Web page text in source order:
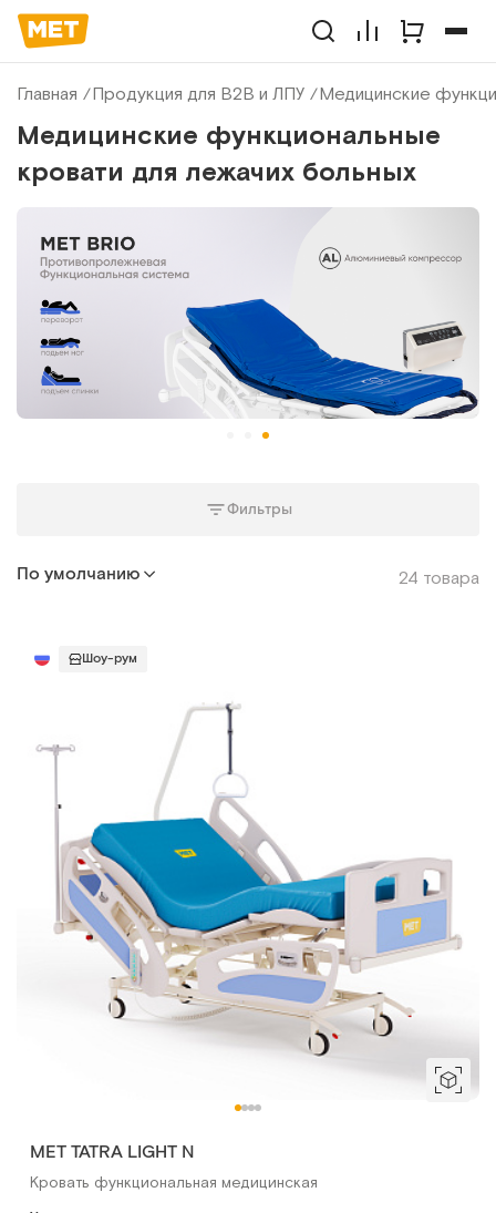
Главная Продукция для B2B и ЛПУ Медицинские
Медицинские функциональные
кровати для лежачих больных
Фильтры
По умолчанию 24 товара
Шоу-рум
МЕТ TATRA LIGHT N
Кровать функциональная медицинская